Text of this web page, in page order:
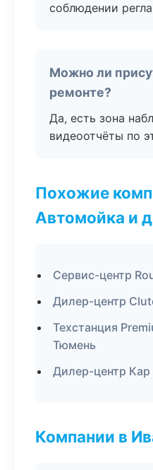
соблюдении
Можно ли
ремонте?
Да, есть зона
видеоотчёты по
Похожие
Автомойка и
Сервис-центр
Дилер-центр
Техстанция
Тюмень
Дилер-центр
Компании в